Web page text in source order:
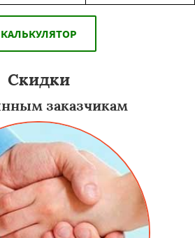
КАЛЬКУЛЯТОР
Скидки
заказчикам